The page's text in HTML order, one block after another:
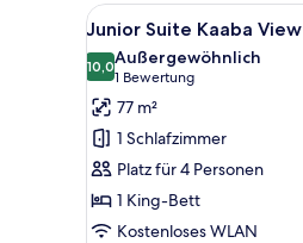
Alle
Fotos
für
Junior
Suite
Kaaba
View
anzeigen
16
Junior Suite Kaaba View
10,010,0 von 10
Außergewöhnlich
1 Bewertung
(1
Bewertung)
77 m²
1 Schlafzimmer
Platz für 4 Personen
1 King-Bett
Kostenloses WLAN